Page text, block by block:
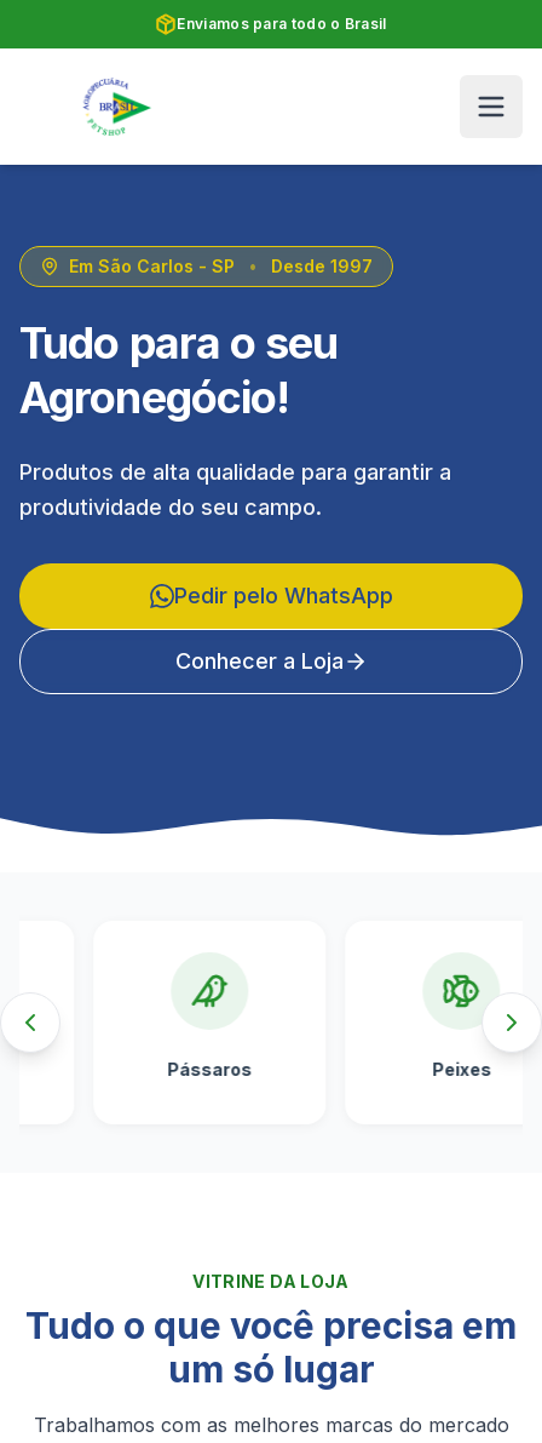
Enviamos para todo o Brasil
Em São Carlos - SP • Desde 1997
Tudo para o seu
Agronegócio!
Produtos de alta qualidade para garantir a
produtividade do seu campo.
Pedir pelo WhatsApp
Conhecer a Loja
Pássaros
VITRINE DA LOJA
Tudo o que você precisa em
um só lugar
Trabalhamos com as melhores marcas do mercado